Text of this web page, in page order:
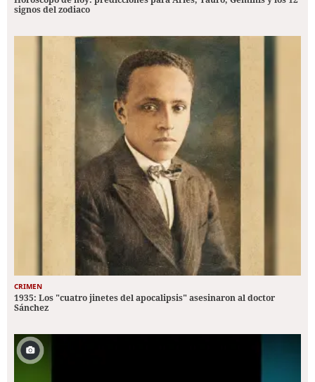
signos del zodiaco
CRIMEN
1935: Los "cuatro jinetes del apocalipsis" asesinaron al doctor
Sánchez